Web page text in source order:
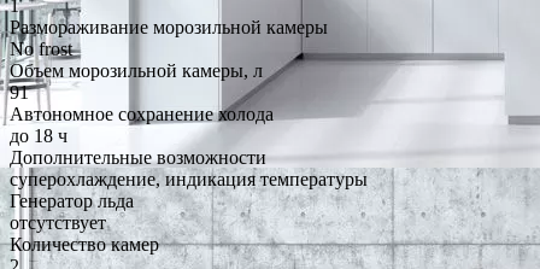
1
Размораживание морозильной камеры
No frost
Объем морозильной камеры, л
91
Автономное сохранение холода
до 18 ч
Дополнительные возможности
суперохлаждение, индикация температуры
Генератор льда
отсутствует
Количество камер